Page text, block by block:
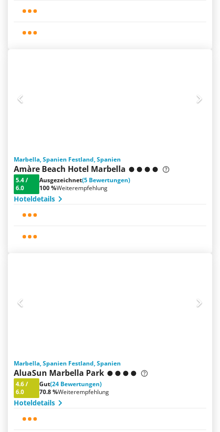
Marbella, Spanien Festland, Spanien
Amàre Beach Hotel Marbella
5.4/
6.0
Ausgezeichnet(5 Bewertungen)
100 %Weiterempfehlung
Hoteldetails
Marbella, Spanien Festland, Spanien
AluaSun Marbella Park
4.6/
6.0
Gut(24 Bewertungen)
70.8 %Weiterempfehlung
Hoteldetails